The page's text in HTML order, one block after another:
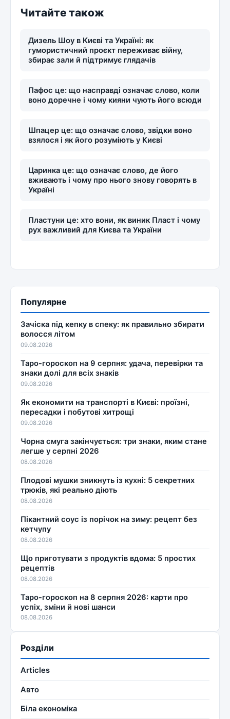
Читайте також
Дизель Шоу в Києві та Україні: як
гумористичний проєкт переживає війну,
збирає зали й підтримує глядачів
Пафос це: що насправді означає слово, коли
воно доречне і чому кияни чують його всюди
Шпацер це: що означає слово, звідки воно
взялося і як його розуміють у Києві
Царинка це: що означає слово, де його
вживають і чому про нього знову говорять в
Україні
Пластуни це: хто вони, як виник Пласт і чому
рух важливий для Києва та України
Популярне
Зачіска під кепку в спеку: як правильно збирати
волосся літом
09.08.2026
Таро-гороскоп на 9 серпня: удача, перевірки та
знаки долі для всіх знаків
09.08.2026
Як економити на транспорті в Києві: проїзні,
пересадки і побутові хитрощі
09.08.2026
Чорна смуга закінчується: три знаки, яким стане
легше у серпні 2026
08.08.2026
Плодові мушки зникнуть із кухні: 5 секретних
трюків, які реально діють
08.08.2026
Пікантний соус із порічок на зиму: рецепт без
кетчупу
08.08.2026
Що приготувати з продуктів вдома: 5 простих
рецептів
08.08.2026
Таро-гороскоп на 8 серпня 2026: карти про
успіх, зміни й нові шанси
08.08.2026
Розділи
Articles
Авто
Біла економіка